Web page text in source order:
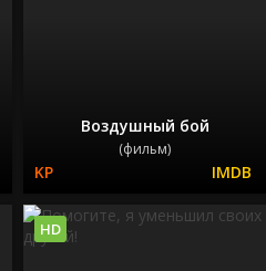
Воздушный бой
(фильм)
HD